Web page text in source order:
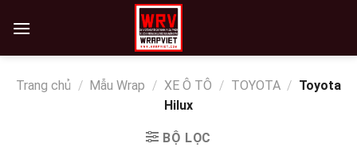
Trang chủ / Mẫu Wrap / XE Ô TÔ / TOYOTA / Toyota
Hilux
BỘ LỌC